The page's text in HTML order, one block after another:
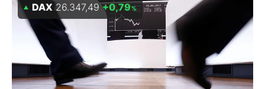
BO-Musterdepots
Experten
Mein B:O
DAX 26.347,49 +0,79%